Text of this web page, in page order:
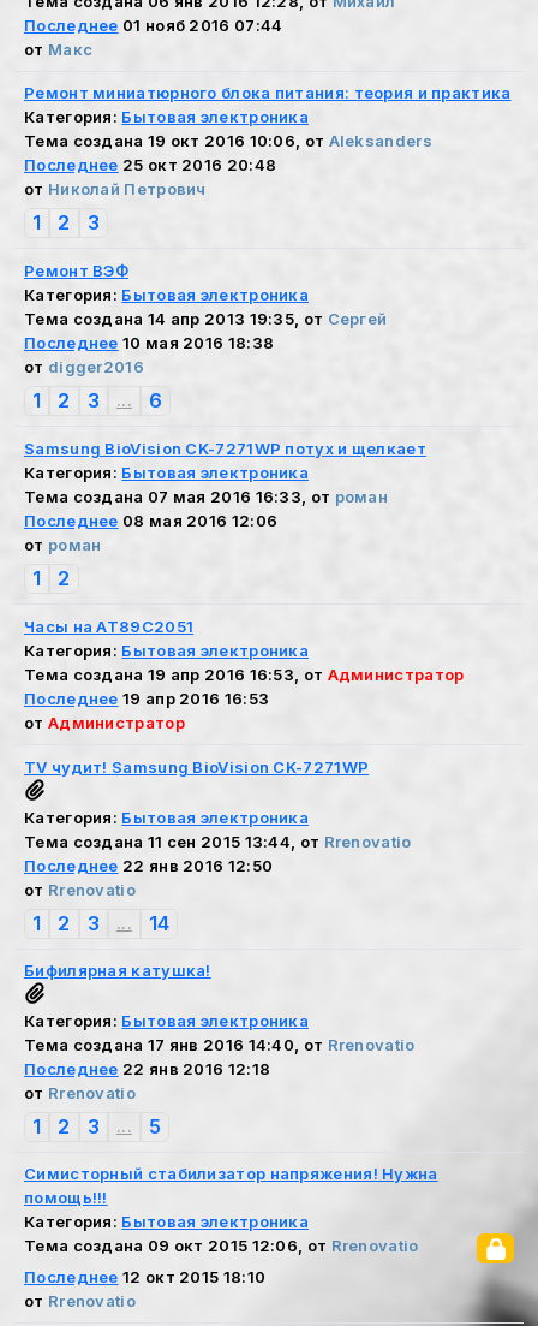
Последнее 01 нояб 2016 07:44
от Макс
Ремонт миниатюрного блока питания: теория и практика
Категория: Бытовая электроника
Тема создана 19 окт 2016 10:06, от Aleksanders
Последнее 25 окт 2016 20:48
от Николай Петрович
1 2 3
Ремонт ВЭФ
Категория: Бытовая электроника
Тема создана 14 апр 2013 19:35, от Сергей
Последнее 10 мая 2016 18:38
от digger2016
1 2 3 ... 6
Samsung BioVision CK-7271WP потух и щелкает
Категория: Бытовая электроника
Тема создана 07 мая 2016 16:33, от роман
Последнее 08 мая 2016 12:06
от роман
1 2
Часы на AT89C2051
Категория: Бытовая электроника
Тема создана 19 апр 2016 16:53, от Администратор
Последнее 19 апр 2016 16:53
от Администратор
TV чудит! Samsung BioVision CK-7271WP
Категория: Бытовая электроника
Тема создана 11 сен 2015 13:44, от Rrenovatio
Последнее 22 янв 2016 12:50
от Rrenovatio
1 2 3 ... 14
Бифилярная катушка!
Категория: Бытовая электроника
Тема создана 17 янв 2016 14:40, от Rrenovatio
Последнее 22 янв 2016 12:18
от Rrenovatio
1 2 3 ... 5
Симисторный стабилизатор напряжения! Нужна
помощь!!!
Категория: Бытовая электроника
Тема создана 09 окт 2015 12:06, от Rrenovatio
Последнее 12 окт 2015 18:10
от Rrenovatio